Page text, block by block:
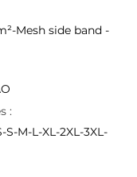
Mesh side band -
:
S-M-L-XL-2XL-3XL-